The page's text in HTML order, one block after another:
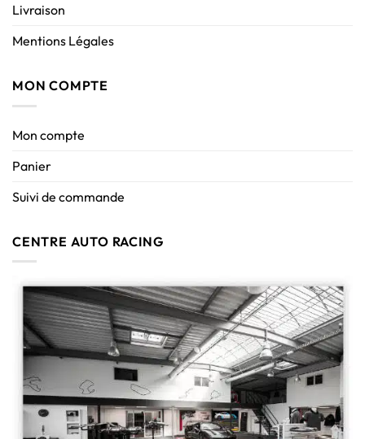
Livraison
Mentions Légales
MON COMPTE
Mon compte
Panier
Suivi de commande
CENTRE AUTO RACING